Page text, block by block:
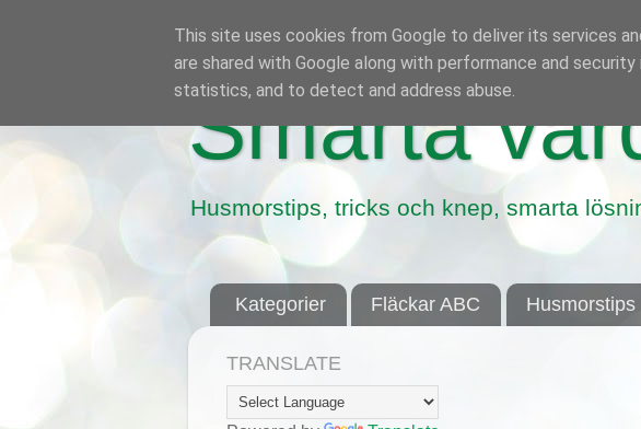
Smarta
Husmorstips, tricks och knep, smarta
Kategorier Fläckar ABC Husmorstips
TRANSLATE
This site uses cookies from Google to deliver its services
are shared with Google along with performance and
statistics, and to detect and address abuse.